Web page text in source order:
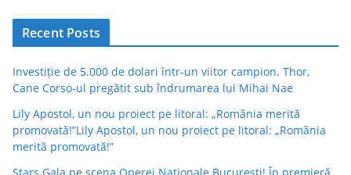
Recent Posts
Investiție de 5.000 de dolari într-un viitor campion. Thor,
Cane Corso-ul pregătit sub îndrumarea lui Mihai Nae
Lily Apostol, un nou proiect pe litoral: „România merită
promovată!”Lily Apostol, un nou proiect pe litoral: „România
merită promovată!”